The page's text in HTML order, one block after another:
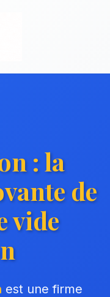
: la
de
vide
est une firme